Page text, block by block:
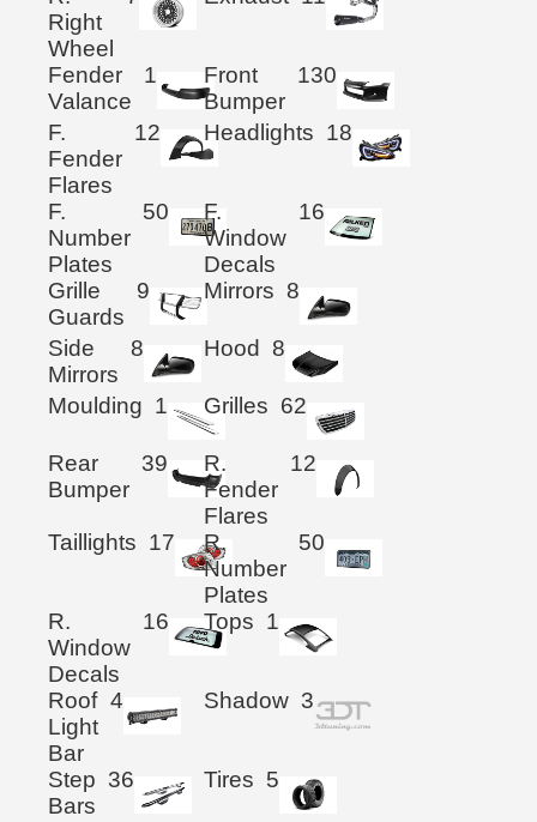
Right
Wheel
Fender
Valance
1
Front
Bumper
130
F.
Fender
Flares
12 Headlights 18
F.
Number
Plates
50
F.
Window
Decals
16
Grille
Guards
9 Mirrors 8
Side
Mirrors
8 Hood 8
Moulding 1 Grilles 62
Rear
Bumper
39
R.
Fender
Flares
12
Taillights 17
R.
Number
Plates
50
R.
Window
Decals
16 Tops 1
Roof
Light
Bar
4 Shadow 3
Step
Bars
36 Tires 5